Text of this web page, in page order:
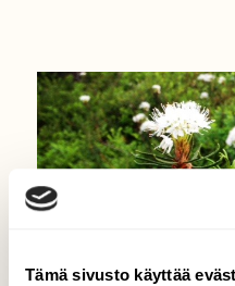
Tämä sivusto käyttää